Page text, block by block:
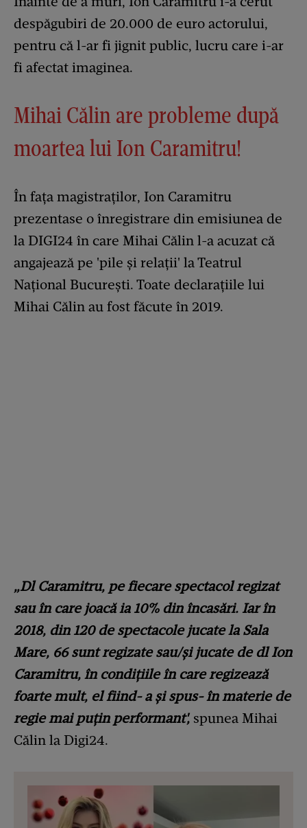
despăgubiri de 20.000 de euro actorului,
pentru că l-ar fi jignit public, lucru care i-ar
fi afectat imaginea.
Mihai Călin are probleme după
moartea lui Ion Caramitru!
În fața magistraților, Ion Caramitru
prezentase o înregistrare din emisiunea de
la DIGI24 în care Mihai Călin l-a acuzat că
angajează pe 'pile și relații' la Teatrul
Național București. Toate declarațiile lui
Mihai Călin au fost făcute în 2019.
„Dl Caramitru, pe fiecare spectacol regizat
sau în care joacă ia 10% din încasări. Iar în
2018, din 120 de spectacole jucate la Sala
Mare, 66 sunt regizate sau/și jucate de dl Ion
Caramitru, în condițiile în care regizează
foarte mult, el fiind- a și spus- în materie de
regie mai puțin performant', spunea Mihai
Călin la Digi24.